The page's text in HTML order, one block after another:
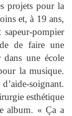
projets pour la
et, à 19 ans,
pompier
de faire une
dans une école
la musique.
soignant.
esthétique
album. « Ça a